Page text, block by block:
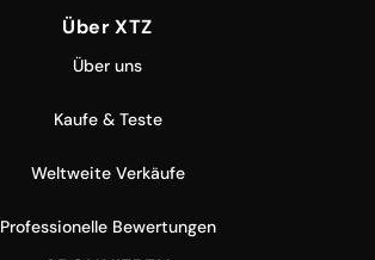
Über XTZ
Über uns
Kaufe & Teste
Weltweite Verkäufe
Professionelle Bewertungen